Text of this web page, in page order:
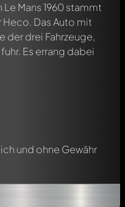
Mans 1960 stammt
Das Auto mit
der drei Fahrzeuge,
Es errang dabei
und ohne Gewähr
zu diesem Modell!
Mitgliedern diskutiert
durch die